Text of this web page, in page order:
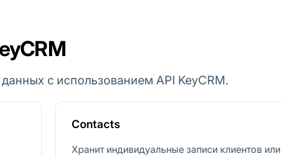
с использованием API KeyCRM.
Contacts
Хранит индивидуальные записи клиентов или